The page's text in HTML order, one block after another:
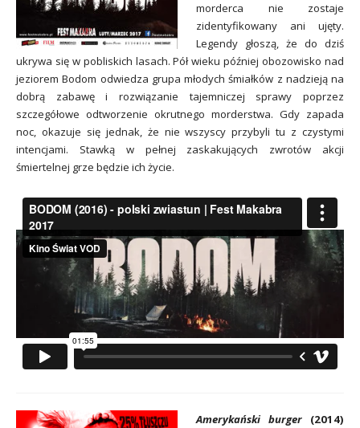
morderca nie zostaje
zidentyfikowany ani ujęty.
Legendy głoszą, że do dziś
ukrywa się w pobliskich lasach. Pół wieku później obozowisko nad
jeziorem Bodom odwiedza grupa młodych śmiałków z nadzieją na
dobrą zabawę i rozwiązanie tajemniczej sprawy poprzez
szczegółowe odtworzenie okrutnego morderstwa. Gdy zapada
noc, okazuje się jednak, że nie wszyscy przybyli tu z czystymi
intencjami. Stawką w pełnej zaskakujących zwrotów akcji
śmiertelnej grze będzie ich życie.
Amerykański burger (2014)